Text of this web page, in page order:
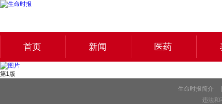
首页 新闻 医药
第1版
生命时报简介
违法和